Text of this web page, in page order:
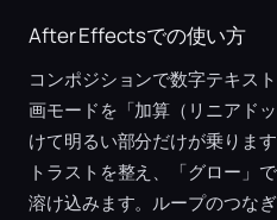
After Effectsでの使い方
コンポジションで数字テキス
画モードを「加算（リニアド
けて明るい部分だけが乗りま
トラストを整え、「グロー」
溶け込みます。ループのつな